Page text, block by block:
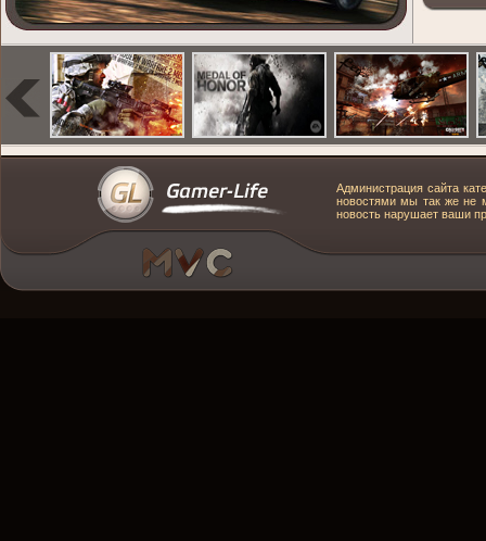
Администрация сайта
новостями мы так же не
новость нарушает ваши